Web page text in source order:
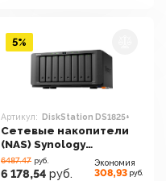
Артикул: DiskStation DS1825+
Сетевые накопители
(NAS) Synology
DiskStation DS1825+
6487.47 руб.
6 178,54 руб.
Экономия
308,93 руб.
5%